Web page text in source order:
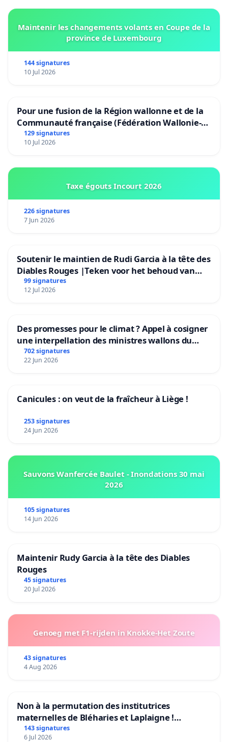
Maintenir les changements volants en Coupe de la
province de Luxembourg
144 signatures
10 Jul 2026
Pour une fusion de la Région wallonne et de la
Communauté française (Fédération Wallonie-
Bruxelles)
129 signatures
10 Jul 2026
Taxe égouts Incourt 2026
226 signatures
7 Jun 2026
Soutenir le maintien de Rudi Garcia à la tête des
Diables Rouges |Teken voor het behoud van
Rudi Garcia als bondscoach
99 signatures
12 Jul 2026
Des promesses pour le climat ? Appel à cosigner
une interpellation des ministres wallons du
climat et de l’environnement.
702 signatures
22 Jun 2026
Canicules : on veut de la fraîcheur à Liège !
253 signatures
24 Jun 2026
Sauvons Wanfercée Baulet - Inondations 30 mai
2026
105 signatures
14 Jun 2026
Maintenir Rudy Garcia à la tête des Diables
Rouges
45 signatures
20 Jul 2026
Genoeg met F1-rijden in Knokke-Het Zoute
43 signatures
4 Aug 2026
Non à la permutation des institutrices
maternelles de Bléharies et Laplaigne !
Préservons la stabilité de nos enfants.
143 signatures
6 Jul 2026